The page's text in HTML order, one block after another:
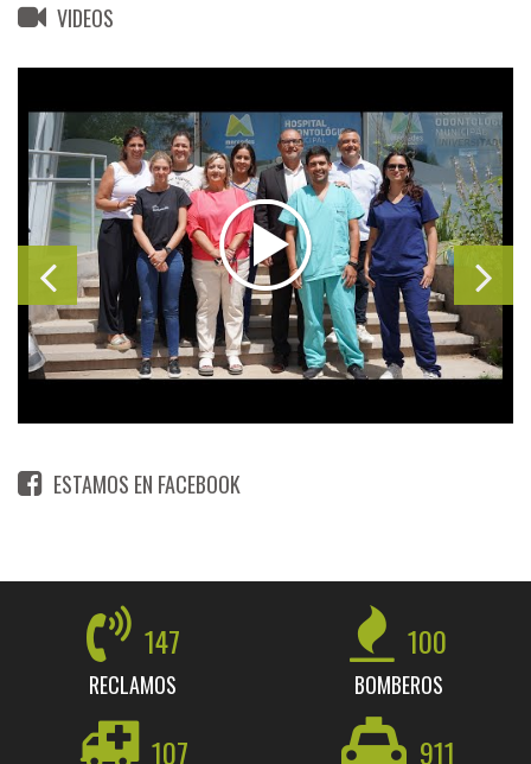
VIDEOS
ESTAMOS EN FACEBOOK
147
RECLAMOS
100
BOMBEROS
107 911